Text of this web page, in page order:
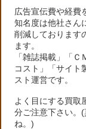
広告宣伝費や経費
知名度は他社さん
削減しております
ます。
「雑誌掲載」「
コスト」「サイト
スト運営です。
よく目にする買取
分ご注意下さい。
ね。)